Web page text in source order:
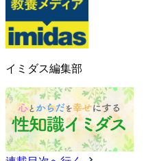
イミダス編集部